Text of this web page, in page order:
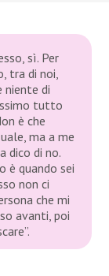
sì. Per
tra di noi,
niente di
tutto
è che
ma a me
dico di no.
è quando sei
non ci
che mi
avanti, poi